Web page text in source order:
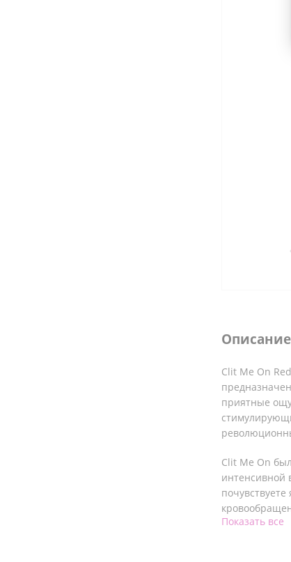
Описание
Clit Me On
приятные
Clit Me On
интенсивной
Показать все